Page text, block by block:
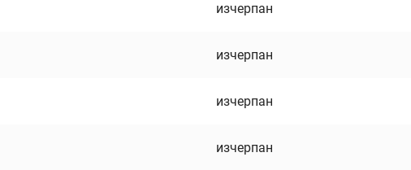
изчерпан
изчерпан
изчерпан
изчерпан